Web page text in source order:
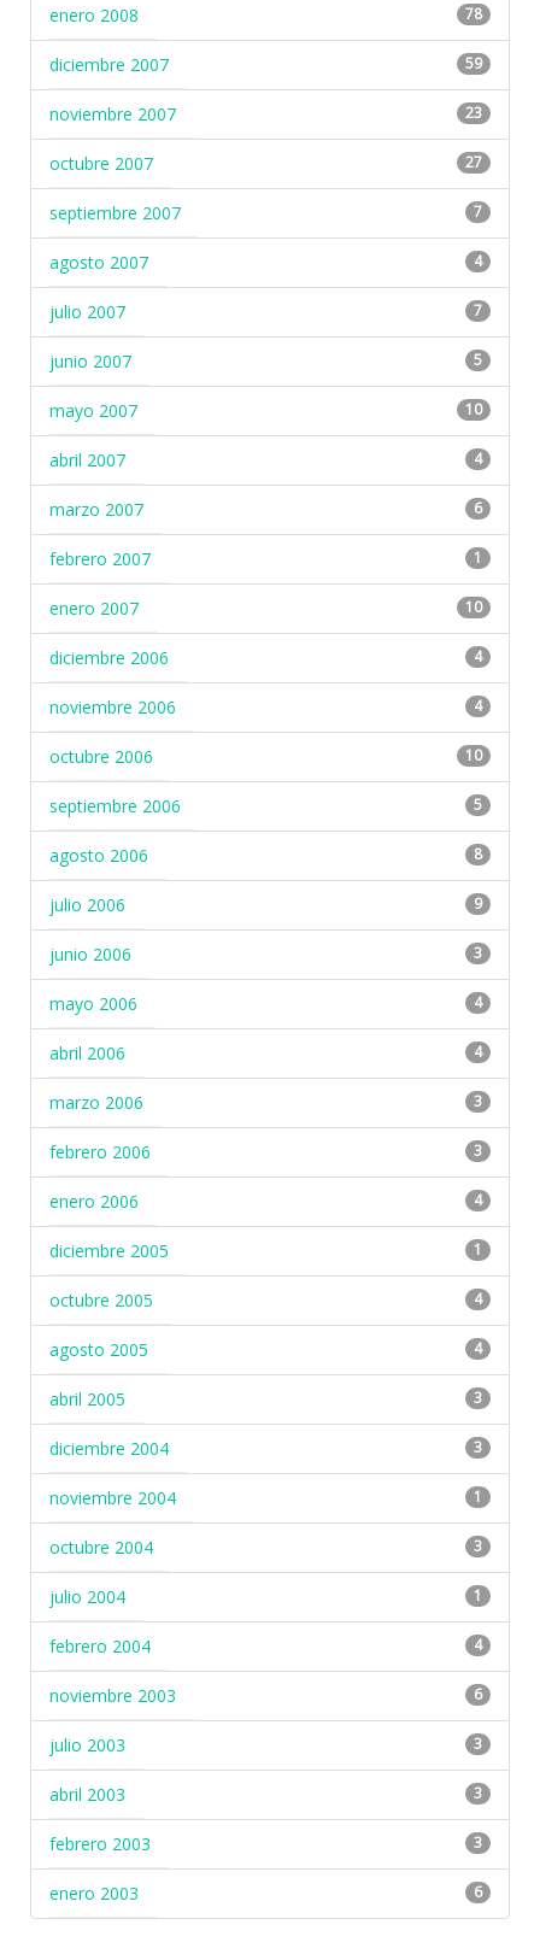
enero 2008 78
diciembre 2007 59
noviembre 2007 23
octubre 2007 27
septiembre 2007 7
agosto 2007 4
julio 2007 7
junio 2007 5
mayo 2007 10
abril 2007 4
marzo 2007 6
febrero 2007 1
enero 2007 10
diciembre 2006 4
noviembre 2006 4
octubre 2006 10
septiembre 2006 5
agosto 2006 8
julio 2006 9
junio 2006 3
mayo 2006 4
abril 2006 4
marzo 2006 3
febrero 2006 3
enero 2006 4
diciembre 2005 1
octubre 2005 4
agosto 2005 4
abril 2005 3
diciembre 2004 3
noviembre 2004 1
octubre 2004 3
julio 2004 1
febrero 2004 4
noviembre 2003 6
julio 2003 3
abril 2003 3
febrero 2003 3
enero 2003 6